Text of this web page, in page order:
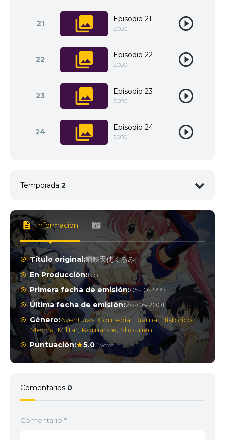
21 Episodio 21
2000
22 Episodio 22
2000
23 Episodio 23
2000
24 Episodio 24
2000
Temporada 2
1 <img src="https://jkanime.ink/wp-content/
2 <img src="https://jkanime.ink/wp-content/
3 <img src="https://jkanime.ink/wp-content/
4 <img src="https://jkanime.ink/wp-content/
Información
Título original:鋼鉄天使くるみ
En Producción:No
Primera fecha de emisión:05-10-1999
Última fecha de emisión:28-06-2001
Género:Aventuras,Comedia, Drama,Historico,
Mecha,Militar, Romance, Shounen
Puntuación:
5.0 1 votos
Comentarios 0
Comentario *